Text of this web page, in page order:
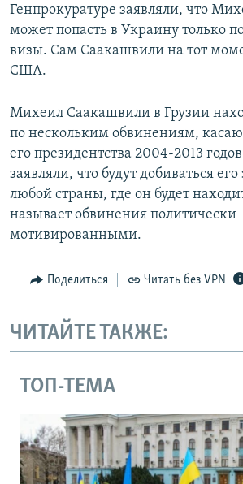
Генпрокуратуре заявляли, что
может попасть в Украину только
визы. Сам Саакашвили на тот
США.
Михеил Саакашвили в Грузии
по нескольким обвинениям,
его президентства 2004-2013
заявляли, что будут добиваться
любой страны, где он будет
называет обвинения политически
мотивированными.
Поделиться Читать без VPN
ЧИТАЙТЕ ТАКЖЕ:
ТОП-ТЕМА